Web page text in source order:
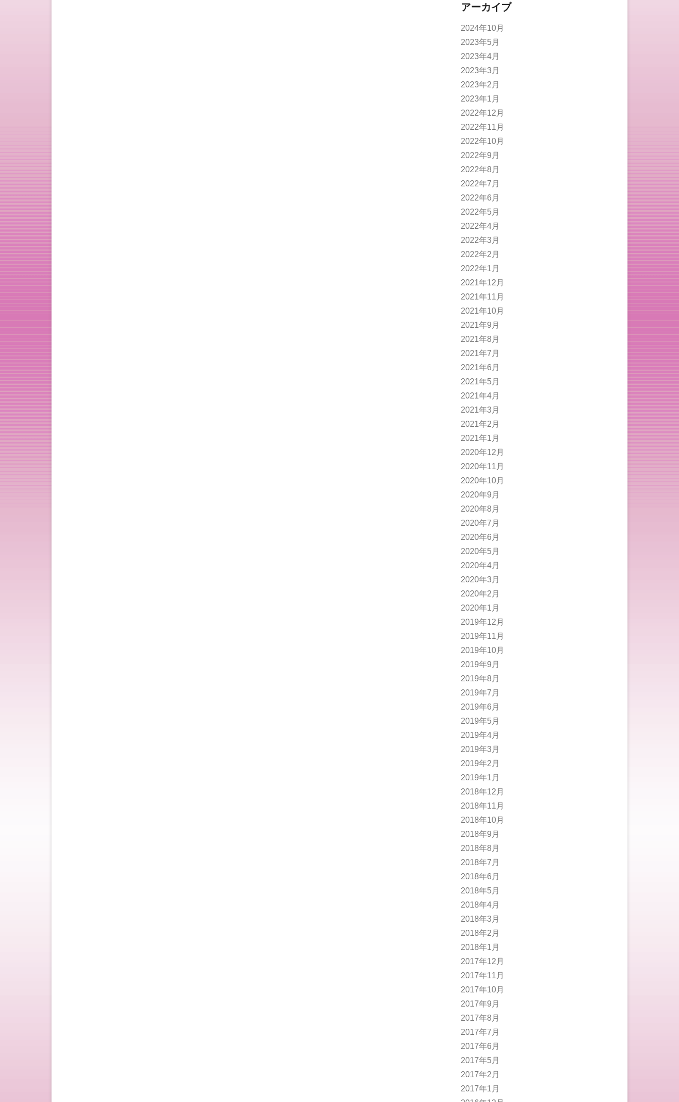
アーカイブ
2024年10月
2023年5月
2023年4月
2023年3月
2023年2月
2023年1月
2022年12月
2022年11月
2022年10月
2022年9月
2022年8月
2022年7月
2022年6月
2022年5月
2022年4月
2022年3月
2022年2月
2022年1月
2021年12月
2021年11月
2021年10月
2021年9月
2021年8月
2021年7月
2021年6月
2021年5月
2021年4月
2021年3月
2021年2月
2021年1月
2020年12月
2020年11月
2020年10月
2020年9月
2020年8月
2020年7月
2020年6月
2020年5月
2020年4月
2020年3月
2020年2月
2020年1月
2019年12月
2019年11月
2019年10月
2019年9月
2019年8月
2019年7月
2019年6月
2019年5月
2019年4月
2019年3月
2019年2月
2019年1月
2018年12月
2018年11月
2018年10月
2018年9月
2018年8月
2018年7月
2018年6月
2018年5月
2018年4月
2018年3月
2018年2月
2018年1月
2017年12月
2017年11月
2017年10月
2017年9月
2017年8月
2017年7月
2017年6月
2017年5月
2017年2月
2017年1月